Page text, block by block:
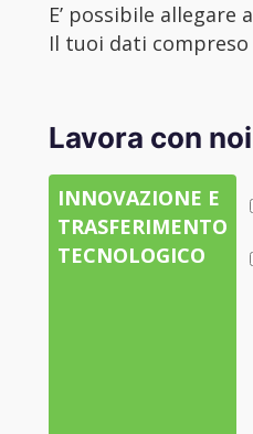
E’ possibile allegare
Il tuoi dati
Lavora con noi
INNOVAZIONE E
TRASFERIMENTO
TECNOLOGICO